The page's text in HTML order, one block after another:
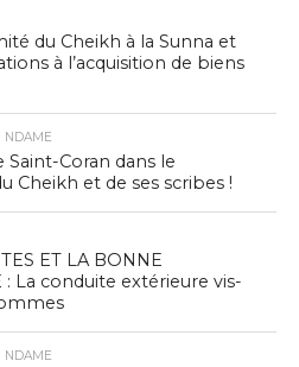
du Cheikh à la Sunna et
à l’acquisition de biens
NDAME
Saint-Coran dans le
Cheikh et de ses scribes !
ET LA BONNE
: La conduite extérieure vis-
NDAME